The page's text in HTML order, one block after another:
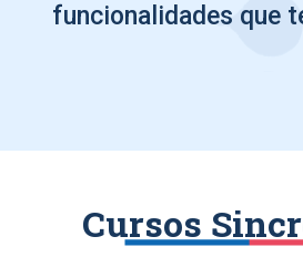
funcionalidades que
Cursos